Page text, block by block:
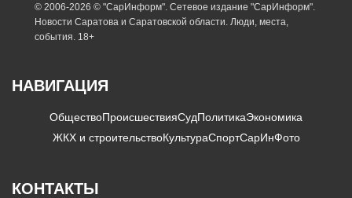
© 2006-2026 © "СарИнформ". Сетевое издание "СарИнформ".
Новости Саратова и Саратовской области. Люди, места,
события. 18+
НАВИГАЦИЯ
ОбществоПроисшествияСудПолитикаЭкономика
ЖКХ и строительствоКультураСпортСарИнФото
КОНТАКТЫ